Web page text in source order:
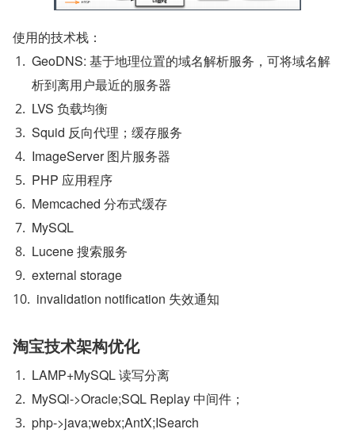
使用的技术栈：
GeoDNS: 基于地理位置的域名解析服务，可将域名解
析到离用户最近的服务器
LVS 负载均衡
Squid 反向代理；缓存服务
ImageServer 图片服务器
PHP 应用程序
Memcached 分布式缓存
MySQL
Lucene 搜索服务
external storage
invalidation notification 失效通知
淘宝技术架构优化
LAMP+MySQL 读写分离
MySQl->Oracle;SQL Replay 中间件；
php->java;webx;AntX;ISearch